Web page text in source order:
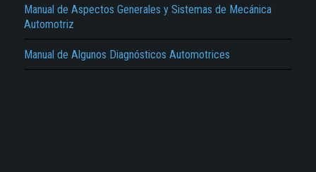
Manual de Aspectos Generales y Sistemas de Mecánica
Automotriz
Manual de Algunos Diagnósticos Automotrices